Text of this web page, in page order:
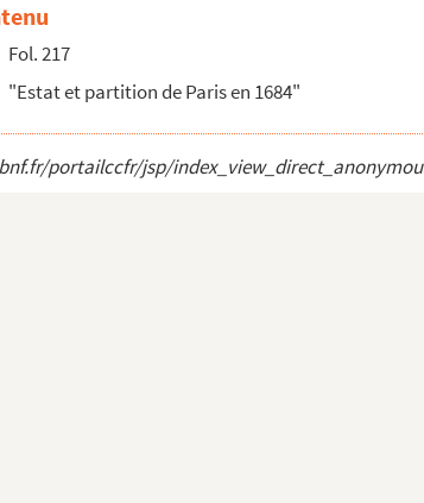
de la parois...
Fol. 217
"Estat et partition de Paris en 1684"
portailccfr/jsp/